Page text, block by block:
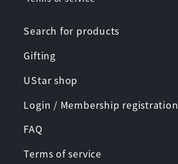
Search for products
Gifting
UStar shop
Login / Membership registration
FAQ
Terms of service